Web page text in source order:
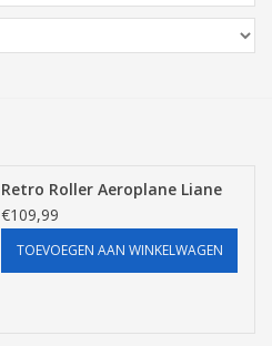
Retro Roller Aeroplane Liane
€109,99
TOEVOEGEN AAN WINKELWAGEN